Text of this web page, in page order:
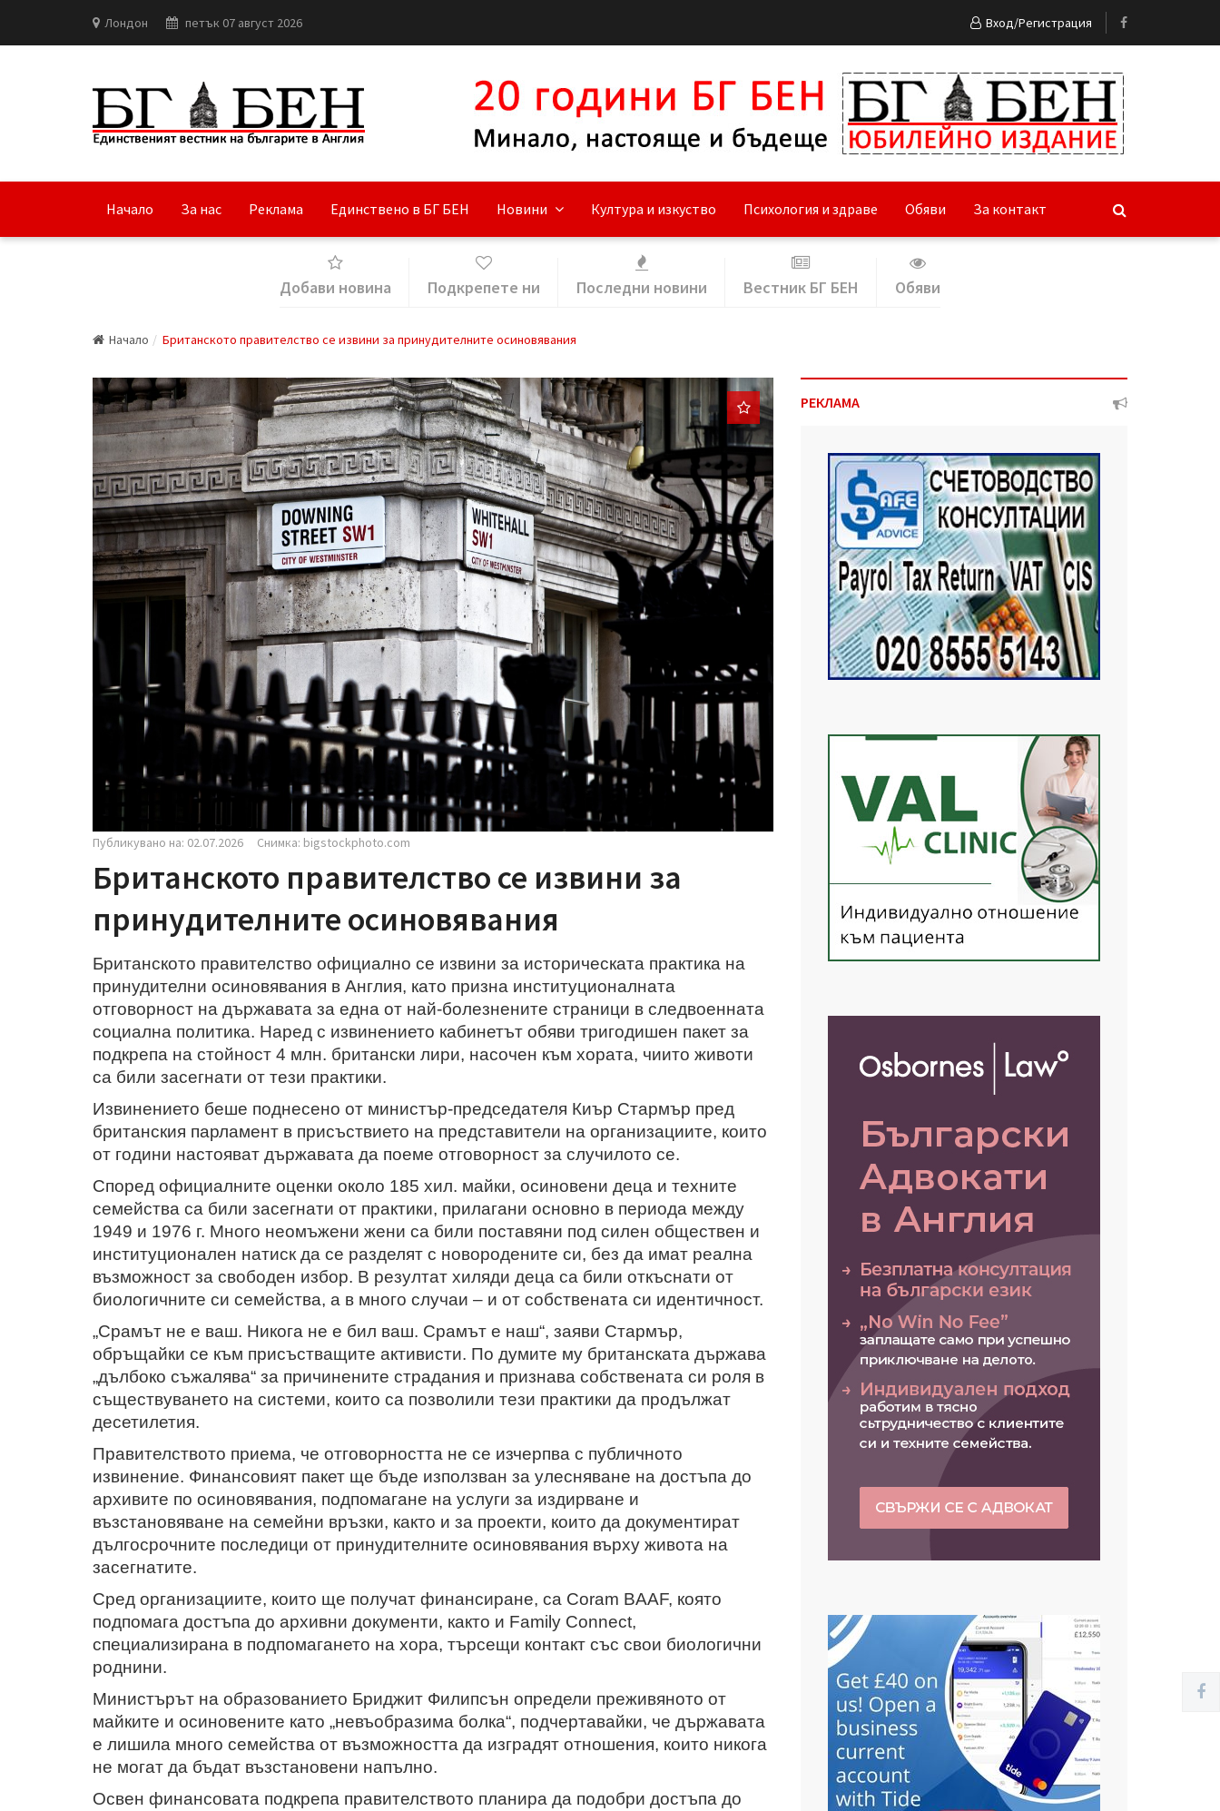
Лондон петък 07 август 2026 Вход/Регистрация
Начало За нас Реклама Единствено в БГ БЕН Новини Култура и изкуство Психология и здраве Обяви За контакт
Добави новина Подкрепете ни Последни новини Вестник БГ БЕН Обяви
Начало Британското правителство се извини за принудителните осиновявания
Публикувано на: 02.07.2026 Снимка: bigstockphoto.com
Британското правителство се извини за
принудителните осиновявания
Британското правителство официално се извини за историческата практика на
принудителни осиновявания в Англия, като призна институционалната
отговорност на държавата за една от най-болезнените страници в следвоенната
социална политика. Наред с извинението кабинетът обяви тригодишен пакет за
подкрепа на стойност 4 млн. британски лири, насочен към хората, чиито животи
са били засегнати от тези практики.
Извинението беше поднесено от министър-председателя Киър Стармър пред
британския парламент в присъствието на представители на организациите, които
от години настояват държавата да поеме отговорност за случилото се.
Според официалните оценки около 185 хил. майки, осиновени деца и техните
семейства са били засегнати от практики, прилагани основно в периода между
1949 и 1976 г. Много неомъжени жени са били поставяни под силен обществен и
институционален натиск да се разделят с новородените си, без да имат реална
възможност за свободен избор. В резултат хиляди деца са били откъснати от
биологичните си семейства, а в много случаи – и от собствената си идентичност.
„Срамът не е ваш. Никога не е бил ваш. Срамът е наш“, заяви Стармър,
обръщайки се към присъстващите активисти. По думите му британската държава
„дълбоко съжалява“ за причинените страдания и признава собствената си роля в
съществуването на системи, които са позволили тези практики да продължат
десетилетия.
Правителството приема, че отговорността не се изчерпва с публичното
извинение. Финансовият пакет ще бъде използван за улесняване на достъпа до
архивите по осиновявания, подпомагане на услуги за издирване и
възстановяване на семейни връзки, както и за проекти, които да документират
дългосрочните последици от принудителните осиновявания върху живота на
засегнатите.
Сред организациите, които ще получат финансиране, са Coram BAAF, която
подпомага достъпа до архивни документи, както и Family Connect,
специализирана в подпомагането на хора, търсещи контакт със свои биологични
роднини.
Министърът на образованието Бриджит Филипсън определи преживяното от
майките и осиновените като „невъобразима болка“, подчертавайки, че държавата
е лишила много семейства от възможността да изградят отношения, които никога
не могат да бъдат възстановени напълно.
Освен финансовата подкрепа правителството планира да подобри достъпа до
РЕКЛАМА